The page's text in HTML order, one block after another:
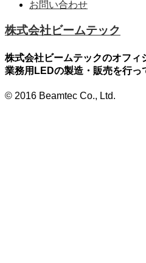
お問い合わせ
株式会社ビームテック
株式会社ビームテックのオフィ
業務用LEDの製造・販売を行っ
© 2016 Beamtec Co., Ltd.